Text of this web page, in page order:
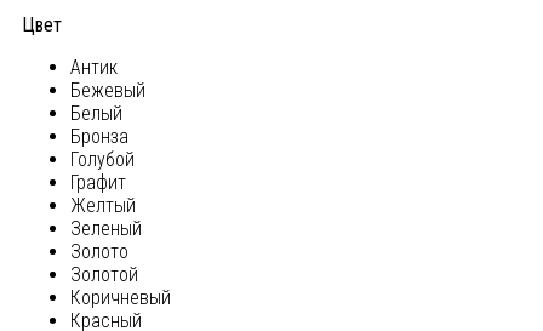
Цвет
Антик
Бежевый
Белый
Бронза
Голубой
Графит
Желтый
Зеленый
Золото
Золотой
Коричневый
Красный